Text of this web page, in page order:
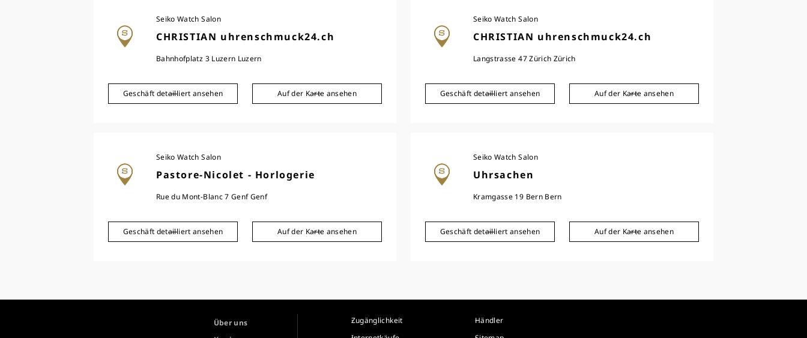
Seiko Watch Salon
CHRISTIAN uhrenschmuck24.ch
Bahnhofplatz 3 Luzern Luzern
Geschäft detailliert ansehen Auf der Karte ansehen
Seiko Watch Salon
CHRISTIAN uhrenschmuck24.ch
Langstrasse 47 Zürich Zürich
Geschäft detailliert ansehen Auf der Karte ansehen
Seiko Watch Salon
Pastore-Nicolet - Horlogerie
Rue du Mont-Blanc 7 Genf Genf
Geschäft detailliert ansehen Auf der Karte ansehen
Seiko Watch Salon
Uhrsachen
Kramgasse 19 Bern Bern
Geschäft detailliert ansehen Auf der Karte ansehen
Über uns
Zugänglichkeit
Händler